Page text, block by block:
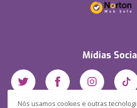
Nós usamos cookies e outras
Mídias